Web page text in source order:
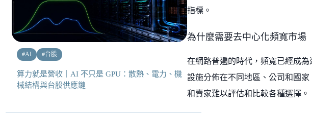
#AI #台股
算力就是營收｜AI 不只是 GPU：散熱、電力、機
械結構與台股供應鏈
指標。
為什麼需要去中心化頻寬市場
在網路普遍的時代，頻寬已經成
設施分佈在不同地區、公司和國
和賣家難以評估和比較各種選擇。